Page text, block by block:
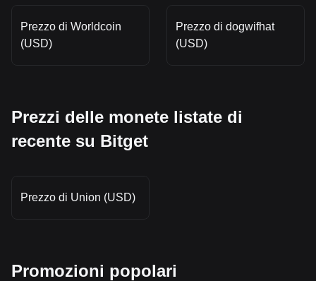
Prezzo di Worldcoin
(USD)
Prezzo di dogwifhat
(USD)
Prezzi delle monete listate di
recente su Bitget
Prezzo di Union (USD)
Promozioni popolari